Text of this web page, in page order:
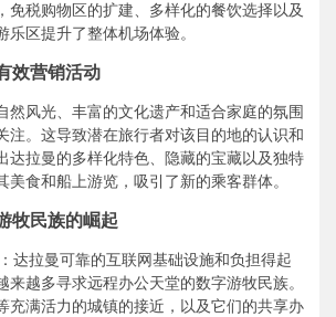
免税购物区的扩建、多样化的餐饮选择以及
乐区提升了整体机场体验。
效营销活动
然风光、丰富的文化遗产和适合家庭的氛围
注。这导致潜在旅行者对该目的地的认识和
达拉曼的多样化特色、隐藏的宝藏以及独特
美食和船上游览，吸引了新的乘客群体。
牧民族的崛起
达拉曼可靠的互联网基础设施和负担得起
来越多寻求远程办公天堂的数字游牧民族。
充满活力的城镇的接近，以及它们的共享办